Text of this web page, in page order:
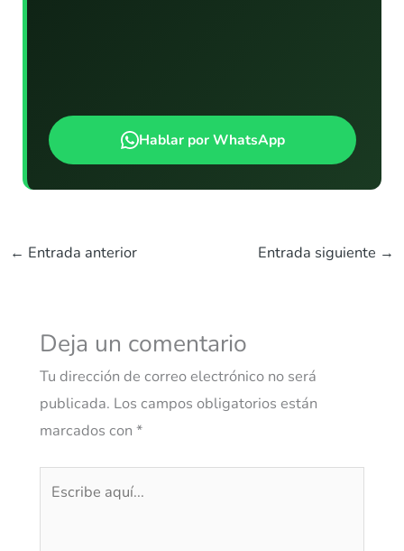
Hablar por WhatsApp
← Entrada anterior Entrada siguiente →
Deja un comentario
Tu dirección de correo electrónico no será
publicada. Los campos obligatorios están
marcados con *